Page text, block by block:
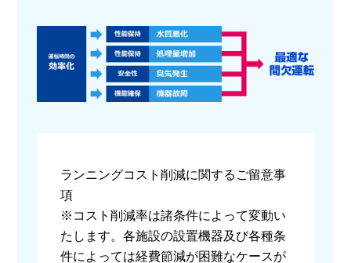
ランニングコスト削減に関するご留意事
項
※コスト削減率は諸条件によって変動い
たします。各施設の設置機器及び各種条
件によっては経費節減が困難なケースが